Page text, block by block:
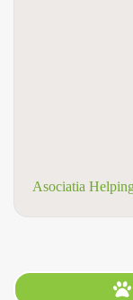
Asociatia